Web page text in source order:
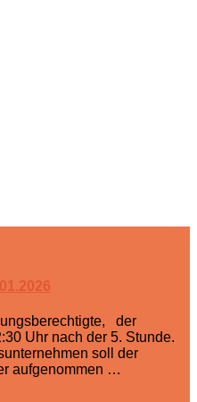
der
Uhr nach der 5. Stunde.
soll der
aufgenommen …